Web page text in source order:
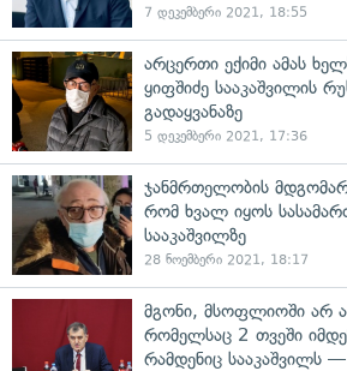
7 დეკემბერი 2021, 18:55
არცერთი ექიმი ამას
ყიფშიძე სააკაშვილის
გადაყვანაზე
5 დეკემბერი 2021, 17:36
ჯანმრთელობის
რომ ხვალ იყოს
სააკაშვილზე
28 ნოემბერი 2021, 18:17
მგონი, მსოფლიოში არ
რომელსაც 2 თვეში
რამდენიც სააკაშვილს